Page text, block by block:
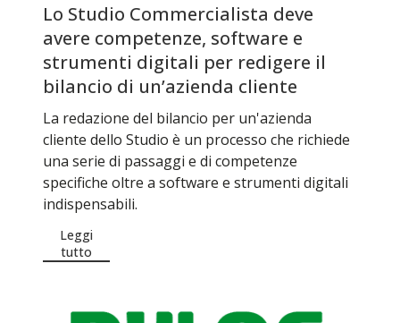
Lo Studio Commercialista deve
avere competenze, software e
strumenti digitali per redigere il
bilancio di un’azienda cliente
La redazione del bilancio per un'azienda
cliente dello Studio è un processo che richiede
una serie di passaggi e di competenze
specifiche oltre a software e strumenti digitali
indispensabili.
Leggi
tutto